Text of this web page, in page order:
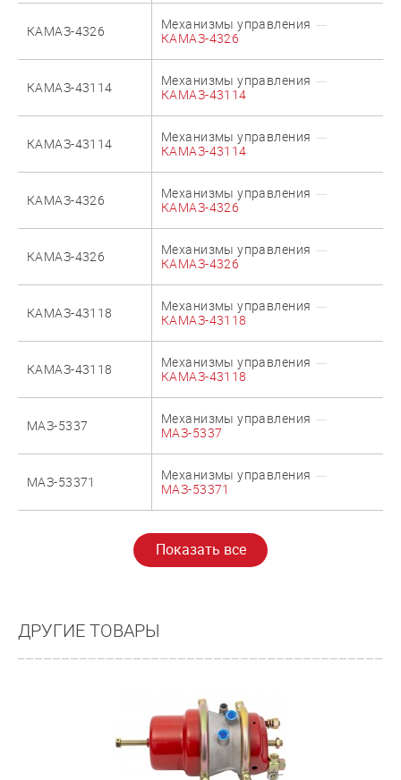
КАМАЗ-4326
Механизмы управления
КАМАЗ-4326
КАМАЗ-43114
Механизмы управления
КАМАЗ-43114
КАМАЗ-43114
Механизмы управления
КАМАЗ-43114
КАМАЗ-4326
Механизмы управления
КАМАЗ-4326
КАМАЗ-4326
Механизмы управления
КАМАЗ-4326
КАМАЗ-43118
Механизмы управления
КАМАЗ-43118
КАМАЗ-43118
Механизмы управления
КАМАЗ-43118
МАЗ-5337
Механизмы управления
МАЗ-5337
МАЗ-53371
Механизмы управления
МАЗ-53371
ДРУГИЕ ТОВАРЫ